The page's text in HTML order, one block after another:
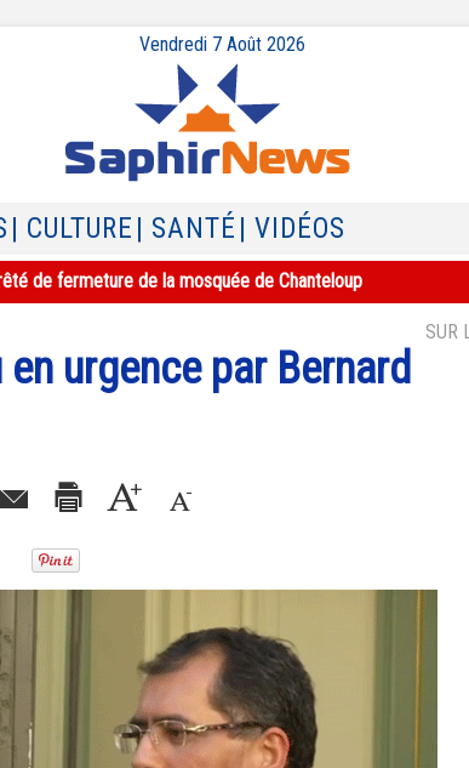
Vendredi 7 Août 2026
| CULTURE | SANTÉ | VIDÉOS
de fermeture de la mosquée de Chanteloup
SUR
urgence par Bernard